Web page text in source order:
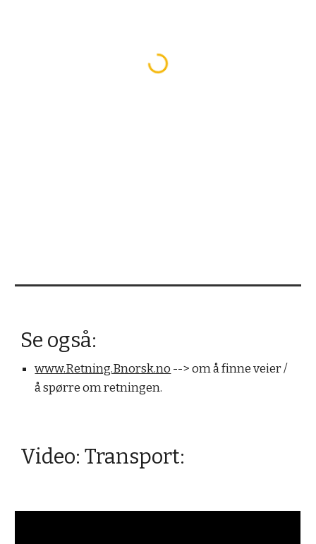
Se også:
www.Retning.Bnorsk.no --> om å finne veier /
å spørre om retningen.
Video: Transport: